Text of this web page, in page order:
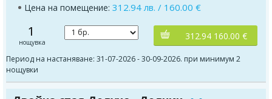
Цена на помещение: 312.94 лв. / 160.00 €
1
нощувка
312.94 160.00 €
Период на настаняване: 31-07-2026 - 30-09-2026. при минимум 2
нощувки